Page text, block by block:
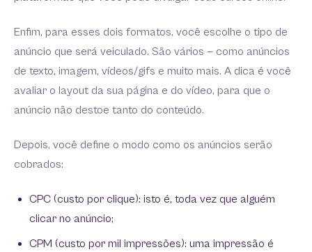
Enfim, para esses dois formatos, você escolhe o tipo de
anúncio que será veiculado. São vários — como anúncios
de texto, imagem, vídeos/gifs e muito mais. A dica é você
avaliar o layout da sua página e do vídeo, para que o
anúncio não destoe tanto do conteúdo.
Depois, você define o modo como os anúncios serão
cobrados:
CPC (custo por clique): isto é, toda vez que alguém
clicar no anúncio;
CPM (custo por mil impressões): uma impressão é